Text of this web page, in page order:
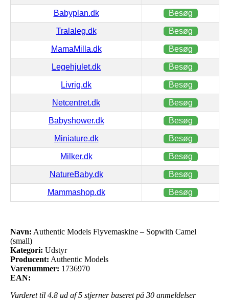
Babyplan.dk Besøg
Tralaleg.dk Besøg
MamaMilla.dk Besøg
Legehjulet.dk Besøg
Livrig.dk Besøg
Netcentret.dk Besøg
Babyshower.dk Besøg
Miniature.dk Besøg
Milker.dk Besøg
NatureBaby.dk Besøg
Mammashop.dk Besøg
Navn: Authentic Models Flyvemaskine – Sopwith Camel
(small)
Kategori: Udstyr
Producent: Authentic Models
Varenummer: 1736970
EAN:
Vurderet til 4.8 ud af 5 stjerner baseret på 30 anmeldelser